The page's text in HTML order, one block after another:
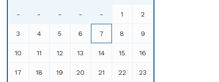
- - - - - 1 2
3 4 5 6 7 8 9
10 11 12 13 14 15 16
17 18 19 20 21 22 23